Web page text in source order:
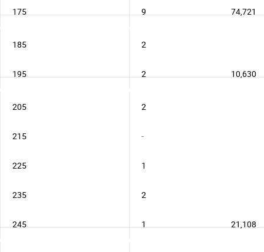
175 9 74,721
185 2
195 2 10,630
205 2
215 -
225 1
235 2
245 1 21,108